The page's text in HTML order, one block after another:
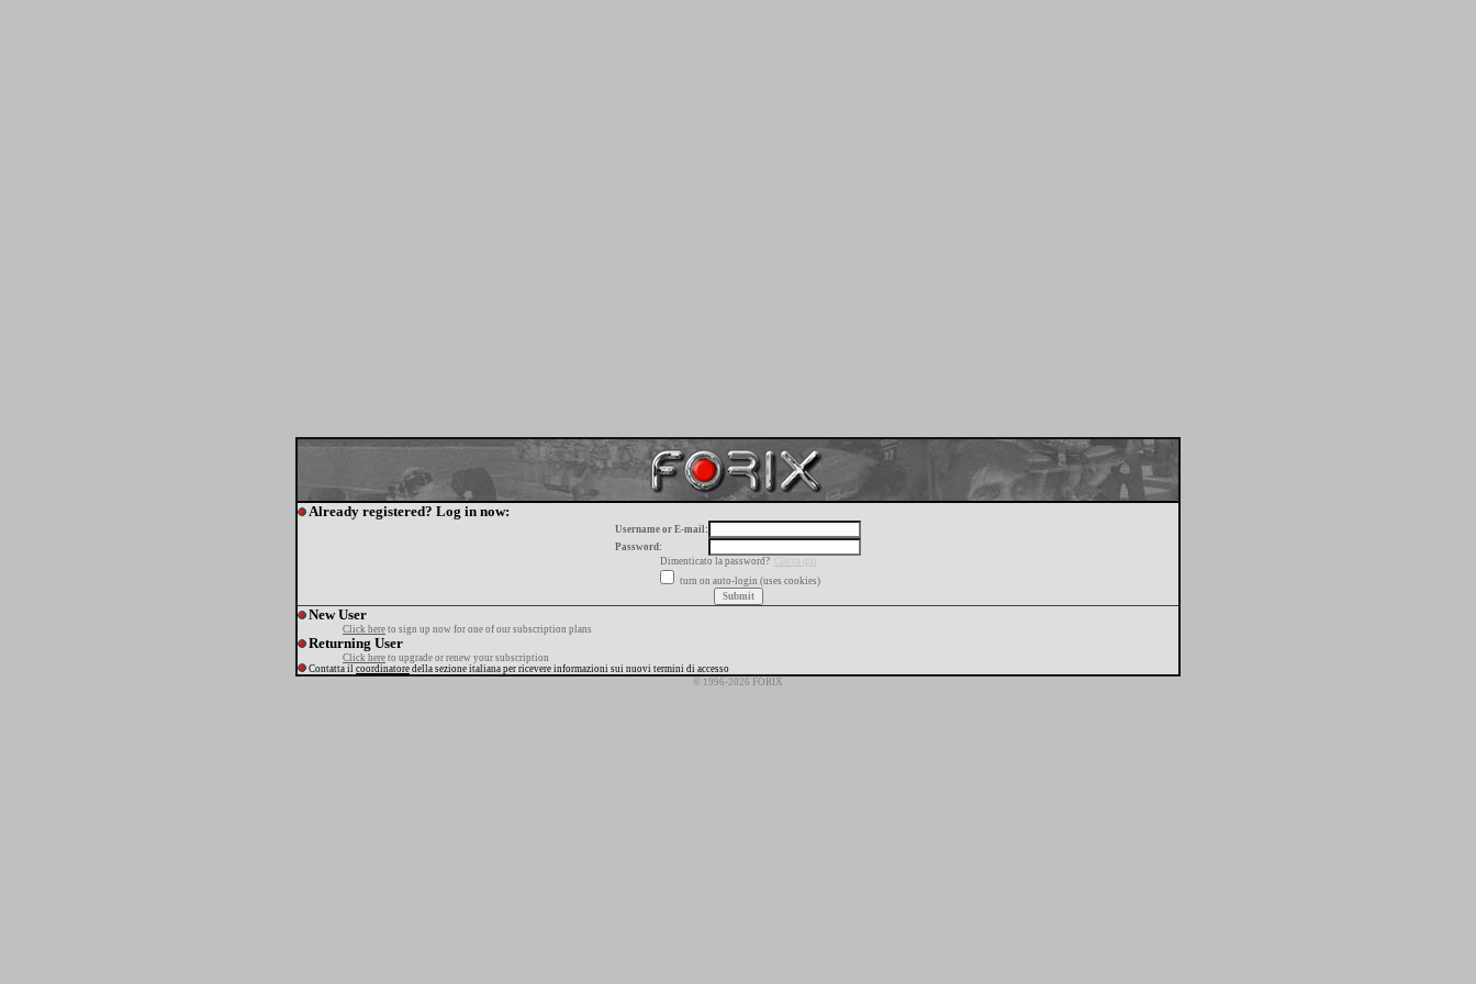
Already registered? Log in now:
Username or E-mail:
Password:
Dimenticato la password?
Clicca qui
turn on auto-login (uses cookies)
New User
Click here to sign up now for one of our subscription plans
Returning User
Click here to upgrade or renew your subscription
Contatta il coordinatore della sezione italiana per ricevere informazioni sui nuovi termini di accesso
© 1996-2026 FORIX